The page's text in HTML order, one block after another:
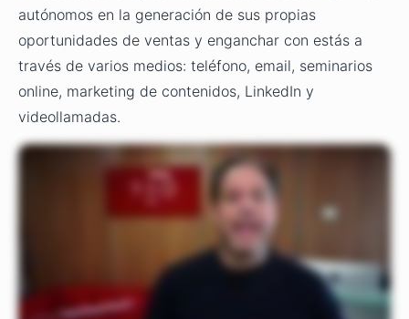
autónomos en la generación de sus propias
oportunidades de ventas y enganchar con estás a
través de varios medios: teléfono, email, seminarios
online, marketing de contenidos, LinkedIn y
videollamadas.